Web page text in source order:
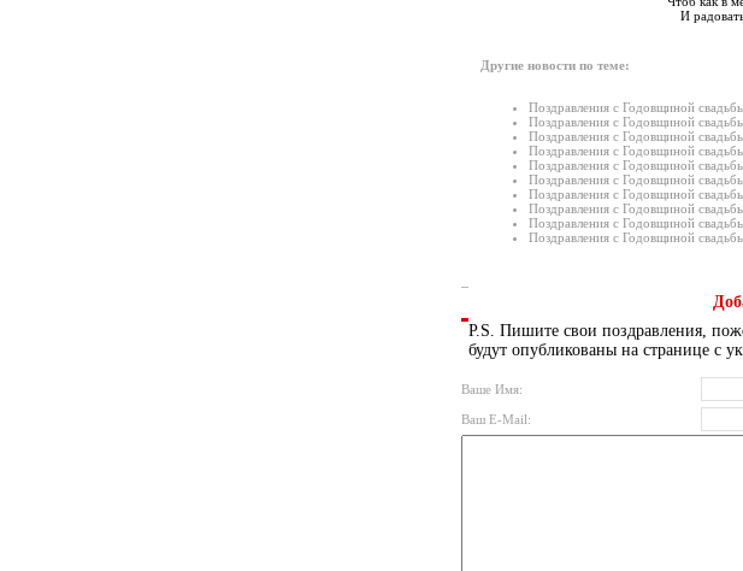
И
Другие новости по теме:
Поздравления с Годовщиной
Поздравления с Годовщиной
Поздравления с Годовщиной
Поздравления с Годовщиной
Поздравления с Годовщиной
Поздравления с Годовщиной
Поздравления с Годовщиной
Поздравления с Годовщиной
Поздравления с Годовщиной
Поздравления с Годовщиной
P.S. Пишите свои поздравления,
будут опубликованы на странице с
Ваше Имя:
Ваш E-Mail: